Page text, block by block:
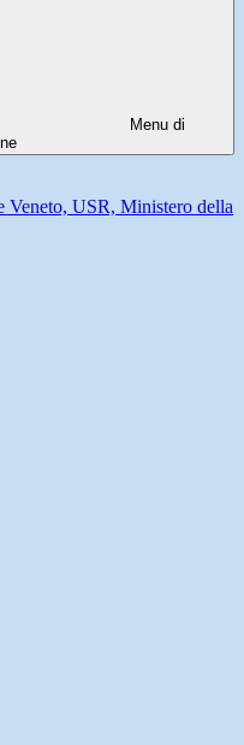
Menu di
Veneto, USR, Ministero della